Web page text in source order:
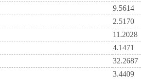
9.5614
2.5170
11.2028
4.1471
32.2687
3.4409